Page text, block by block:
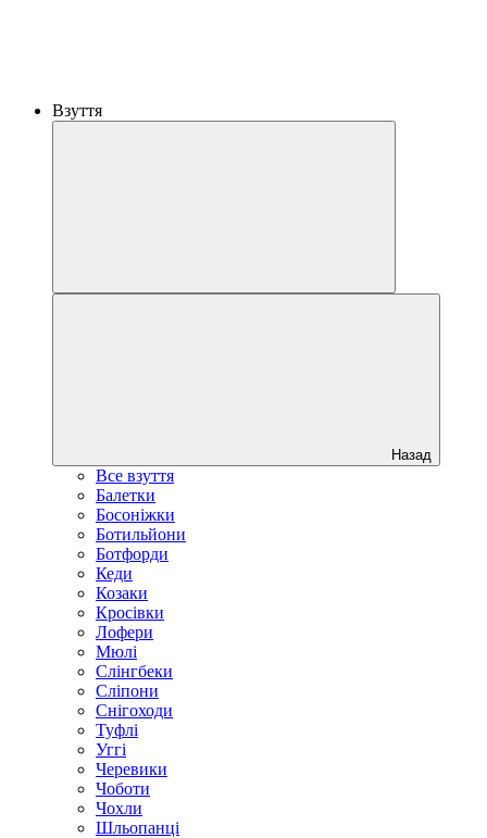
Взуття
Назад
Все взуття
Балетки
Босоніжки
Ботильйони
Ботфорди
Кеди
Козаки
Кросівки
Лофери
Мюлі
Слінгбеки
Сліпони
Снігоходи
Туфлі
Уггі
Черевики
Чоботи
Чохли
Шльопанці